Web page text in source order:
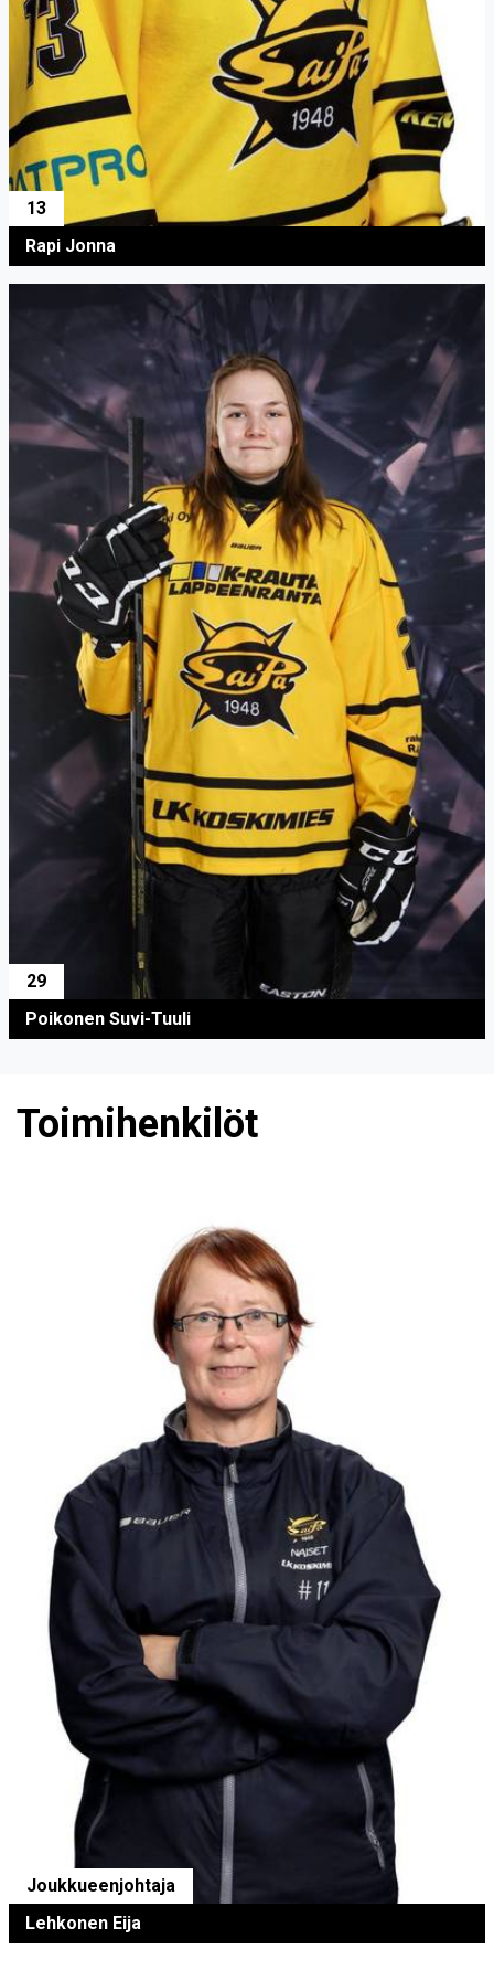
13
Rapi Jonna
29
Poikonen Suvi-Tuuli
Toimihenkilöt
Joukkueenjohtaja
Lehkonen Eija